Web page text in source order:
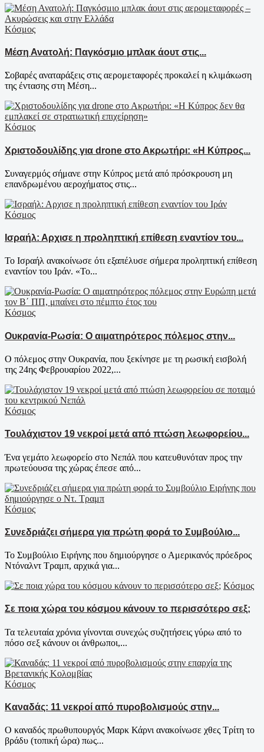
Κόσμος
Μέση Ανατολή: Παγκόσμιο μπλακ άουτ στις...
Σοβαρές αναταράξεις στις αερομεταφορές προκαλεί η κλιμάκωση
της έντασης στη Μέση...
Κόσμος
Χριστοδουλίδης για drone στο Ακρωτήρι: «Η Κύπρος...
Συναγερμός σήμανε στην Κύπρος μετά από πρόσκρουση μη
επανδρωμένου αεροχήματος στις...
Κόσμος
Ισραήλ: Αρχισε η προληπτική επίθεση εναντίον του...
Το Ισραήλ ανακοίνωσε ότι εξαπέλυσε σήμερα προληπτική επίθεση
εναντίον του Ιράν. «Το...
Κόσμος
Ουκρανία-Ρωσία: Ο αιματηρότερος πόλεμος στην...
Ο πόλεμος στην Ουκρανία, που ξεκίνησε με τη ρωσική εισβολή
της 24ης Φεβρουαρίου 2022,...
Κόσμος
Τουλάχιστον 19 νεκροί μετά από πτώση λεωφορείου...
Ένα γεμάτο λεωφορείο στο Νεπάλ που κατευθυνόταν προς την
πρωτεύουσα της χώρας έπεσε από...
Κόσμος
Συνεδριάζει σήμερα για πρώτη φορά το Συμβούλιο...
Το Συμβούλιο Ειρήνης που δημιούργησε ο Αμερικανός πρόεδρος
Ντόναλντ Τραμπ, αρχικά για...
Κόσμος
Σε ποια χώρα του κόσμου κάνουν το περισσότερο σεξ;
Τα τελευταία χρόνια γίνoνται συνεχώς συζητήσεις γύρω από το
πόσο σεξ κάνουν οι άνθρωποι,...
Κόσμος
Καναδάς: 11 νεκροί από πυροβολισμούς στην...
Ο καναδός πρωθυπουργός Μαρκ Κάρνι ανακοίνωσε χθες Τρίτη το
βράδυ (τοπική ώρα) πως...